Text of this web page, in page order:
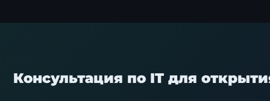
Консультация по IT для